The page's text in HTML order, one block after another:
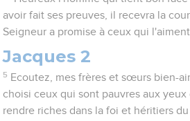
avoir fait ses preuves, il recevra la
Seigneur a promise à ceux qui l'aiment.
Jacques 2
5 Ecoutez, mes frères et sœurs bien-
choisi ceux qui sont pauvres aux
rendre riches dans la foi et héritiers